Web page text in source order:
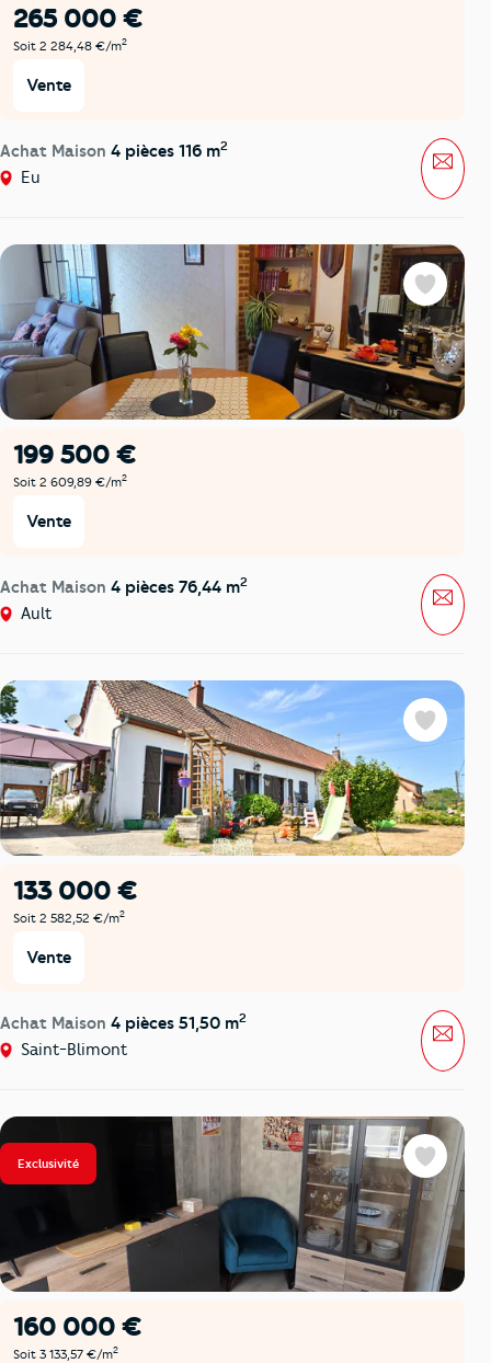
265 000 €
Soit 2 284,48 €/m2
Vente
Achat Maison 4 pièces 116 m2
Eu
199 500 €
Soit 2 609,89 €/m2
Vente
Achat Maison 4 pièces 76,44 m2
Ault
Favoris
133 000 €
Soit 2 582,52 €/m2
Vente
Achat Maison 4 pièces 51,50 m2
Saint-Blimont
Favoris
Exclusivité
160 000 €
Soit 3 133,57 €/m2
Favoris